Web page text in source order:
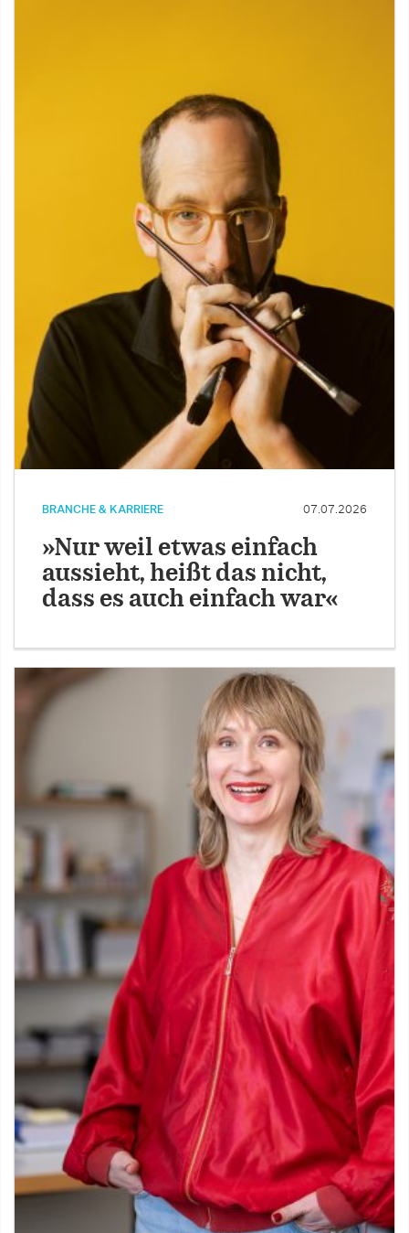
BRANCHE & KARRIERE 07.07.2026
»Nur weil etwas einfach
aussieht, heißt das nicht,
dass es auch einfach war«